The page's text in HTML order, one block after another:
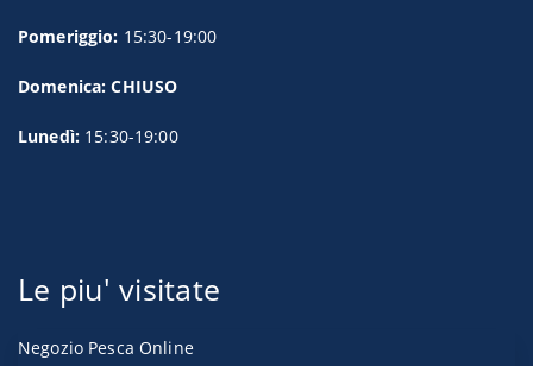
Pomeriggio: 15:30-19:00
Domenica: CHIUSO
Lunedì: 15:30-19:00
Le piu' visitate
Negozio Pesca Online